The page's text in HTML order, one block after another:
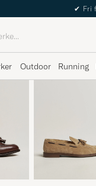
Outdoor Running